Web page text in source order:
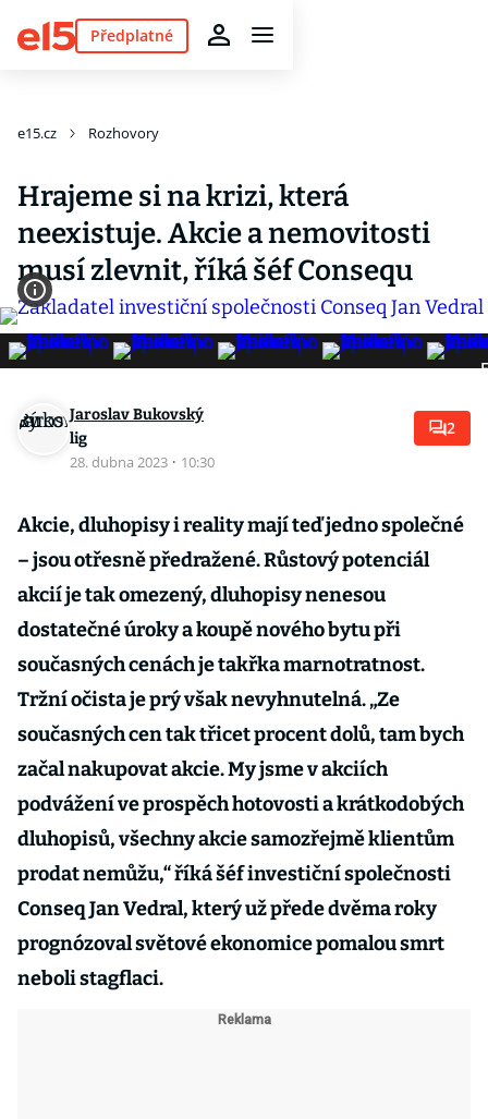
Předplatné
e15.cz Rozhovory
Hrajeme si na krizi, která
neexistuje. Akcie a nemovitosti
musí zlevnit, říká šéf Consequ
Jaroslav Bukovský
lig
28. dubna 2023 · 10:30
2
Akcie, dluhopisy i reality mají teď jedno společné
– jsou otřesně předražené. Růstový potenciál
akcií je tak omezený, dluhopisy nenesou
dostatečné úroky a koupě nového bytu při
současných cenách je takřka marnotratnost.
Tržní očista je prý však nevyhnutelná. „Ze
současných cen tak třicet procent dolů, tam bych
začal nakupovat akcie. My jsme v akciích
podvážení ve prospěch hotovosti a krátkodobých
dluhopisů, všechny akcie samozřejmě klientům
prodat nemůžu,“ říká šéf investiční společnosti
Conseq Jan Vedral, který už přede dvěma roky
prognózoval světové ekonomice pomalou smrt
neboli stagflaci.